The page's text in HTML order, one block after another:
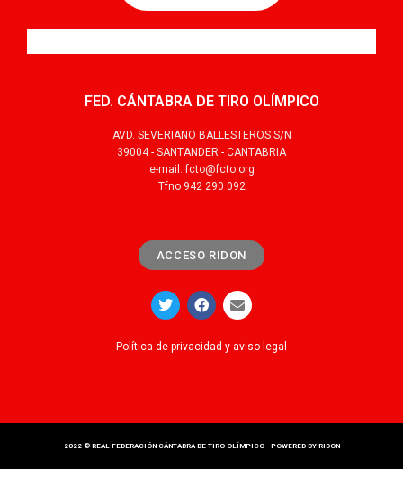
FED. CÁNTABRA DE TIRO OLÍMPICO
AVD. SEVERIANO BALLESTEROS S/N
39004 - SANTANDER - CANTABRIA
e-mail: fcto@fcto.org
Tfno 942 290 092
ACCESO RIDON
Política de privacidad y aviso legal
2022 © REAL FEDERACIÓN CÁNTABRA DE TIRO OLÍMPICO - POWERED BY RIDON